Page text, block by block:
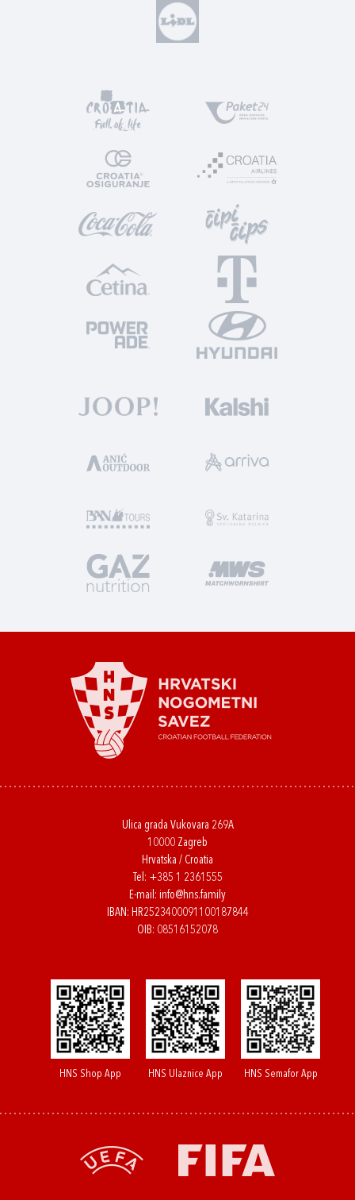
Ulica grada Vukovara 269A
10000 Zagreb
Hrvatska / Croatia
Tel: +385 1 2361555
E-mail: info@hns.family
IBAN: HR2523400091100187844
OIB: 08516152078
HNS Shop App HNS Ulaznice App HNS Semafor App